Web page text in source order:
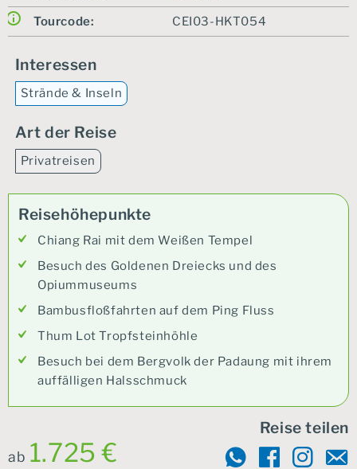
Tourcode: CEI03-HKT054
Interessen
Strände & Inseln
Art der Reise
Privatreisen
Reisehöhepunkte
Chiang Rai mit dem Weißen Tempel
Besuch des Goldenen Dreiecks und des
Opiummuseums
Bambusfloßfahrten auf dem Ping Fluss
Thum Lot Tropfsteinhöhle
Besuch bei dem Bergvolk der Padaung mit ihrem
auffälligen Halsschmuck
ab 1.725 €
Reise teilen